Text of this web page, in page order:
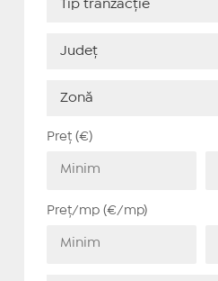
Preț (€)
Preț/mp (€/mp)